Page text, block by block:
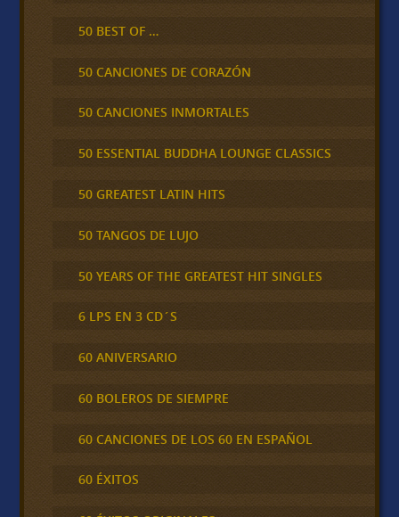
50 BEST OF …
50 CANCIONES DE CORAZÓN
50 CANCIONES INMORTALES
50 ESSENTIAL BUDDHA LOUNGE CLASSICS
50 GREATEST LATIN HITS
50 TANGOS DE LUJO
50 YEARS OF THE GREATEST HIT SINGLES
6 LPS EN 3 CD´S
60 ANIVERSARIO
60 BOLEROS DE SIEMPRE
60 CANCIONES DE LOS 60 EN ESPAÑOL
60 ÉXITOS